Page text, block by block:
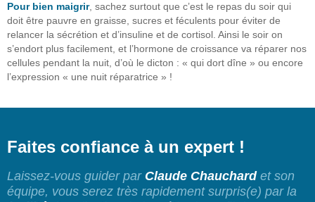
Pour bien maigrir, sachez surtout que c’est le repas du soir qui
doit être pauvre en graisse, sucres et féculents pour éviter de
relancer la sécrétion et d’insuline et de cortisol. Ainsi le soir on
s’endort plus facilement, et l’hormone de croissance va réparer nos
cellules pendant la nuit, d’où le dicton : « qui dort dîne » ou encore
l’expression « une nuit réparatrice » !
Faites confiance à un expert !
Laissez-vous guider par Claude Chauchardet son
équipe, vous serez très rapidement surpris(e) par la